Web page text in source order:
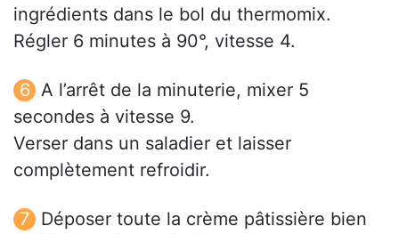
ingrédients dans le bol du thermomix.
Régler 6 minutes à 90°, vitesse 4.
A l’arrêt de la minuterie, mixer 5
secondes à vitesse 9.
Verser dans un saladier et laisser
complètement refroidir.
Déposer toute la crème pâtissière bien